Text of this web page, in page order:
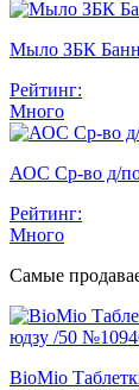
Мыло ЗБК
Рейтинг:
Много
АОС Ср-во д/
Рейтинг:
Много
Самые
BioMio